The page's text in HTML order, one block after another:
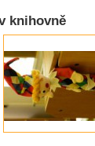
knihovně